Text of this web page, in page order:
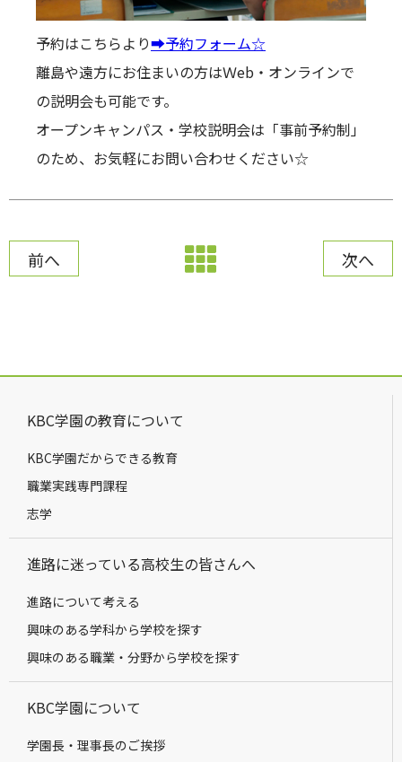
予約はこちらより➡予約フォーム☆
離島や遠方にお住まいの方はＷeb・オンラインで
の説明会も可能です。
オープンキャンパス・学校説明会は「事前予約制」
のため、お気軽にお問い合わせください☆
前へ 次へ
KBC学園の教育について
KBC学園だからできる教育
職業実践専門課程
志学
進路に迷っている高校生の皆さんへ
進路について考える
興味のある学科から学校を探す
興味のある職業・分野から学校を探す
KBC学園について
学園長・理事長のご挨拶